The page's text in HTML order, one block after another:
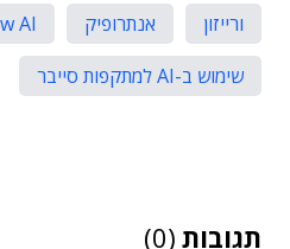
ורייזון אנתרופיק
AI
שימוש ב-AI למתקפות סייבר
תגובות (0)